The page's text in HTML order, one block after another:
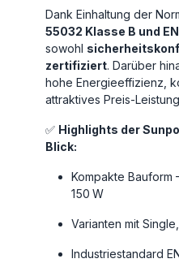
Dank Einhaltung der
55032 Klasse B und
sowohl
zertifiziert. Darüber
hohe Energieeffizienz,
attraktives Preis-
✅ Highlights der
Blick:
Kompakte Bauform
150 W
Varianten mit
Industriestandard